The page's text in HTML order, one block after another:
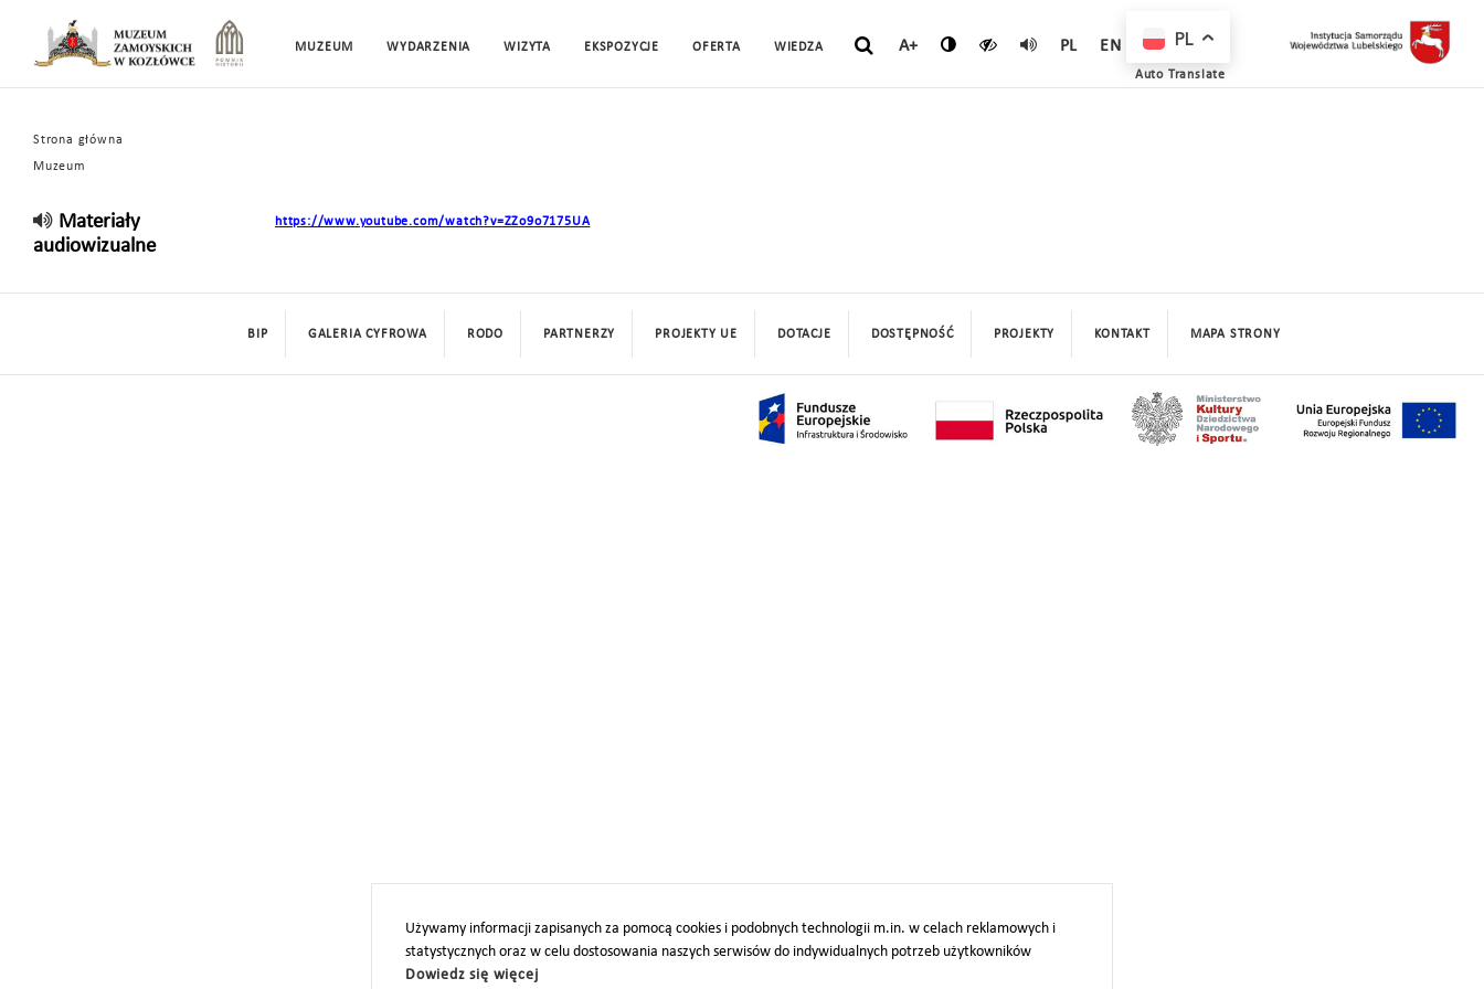
MUZEUM WYDARZENIA WIZYTA EKSPOZYCJE OFERTA WIEDZA A+ PL EN
Strona główna
Muzeum
Materiały
audiowizualne
https://www.youtube.com/watch?v=ZZo9o7175UA
Używamy informacji zapisanych za pomocą cookies i podobnych technologii m.in. w celach reklamowych i
statystycznych oraz w celu dostosowania naszych serwisów do indywidualnych potrzeb użytkowników
Dowiedz się więcej
BIP GALERIA CYFROWA RODO PARTNERZY PROJEKTY UE DOTACJE DOSTĘPNOŚĆ PROJEKTY KONTAKT MAPA STRONY
PL
Auto Translate